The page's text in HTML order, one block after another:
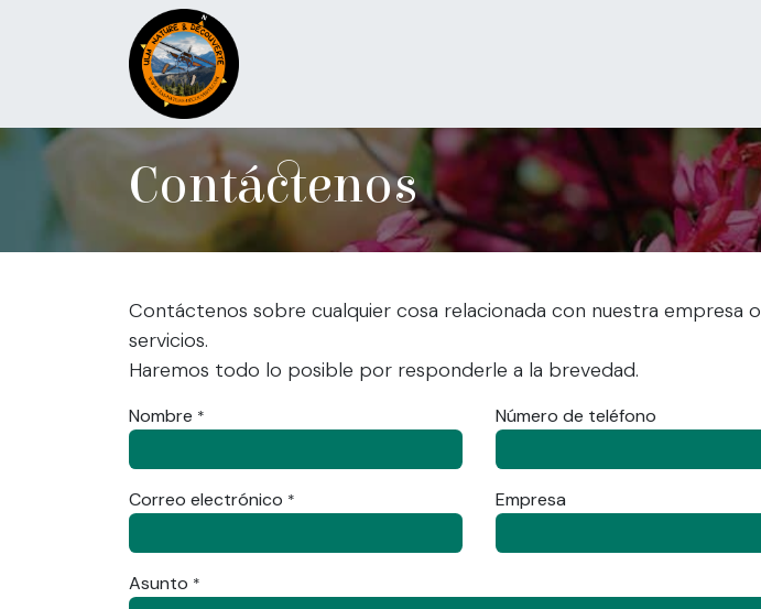
Contáctenos
Contáctenos sobre cualquier cosa relacionada con nuestra empresa o
servicios.
Haremos todo lo posible por responderle a la brevedad.
Nombre * Número de teléfono
Correo electrónico * Empresa
Asunto *